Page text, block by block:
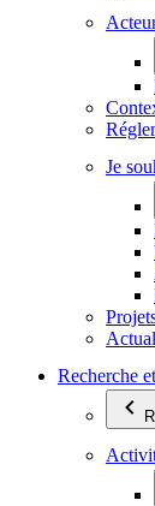
Je
Recherche